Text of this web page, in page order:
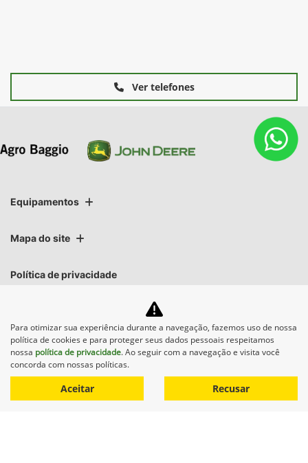
Ver telefones
Equipamentos
Mapa do site
Política de privacidade
CNPJ: 01.696.819/0013-31
No trânsito, enxergar o outro
salva vidas.
Para otimizar sua experiência durante a navegação, fazemos uso de nossa
política de cookies e para proteger seus dados pessoais respeitamos
nossa política de privacidade. Ao seguir com a navegação e visita você
concorda com nossas políticas.
Aceitar Recusar